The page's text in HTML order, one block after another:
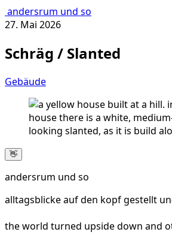
andersrum und so
27. Mai 2026
Schräg / Slanted
Gebäude
👋
andersrum und so
alltagsblicke auf den kopf gestellt
the world turned upside down and